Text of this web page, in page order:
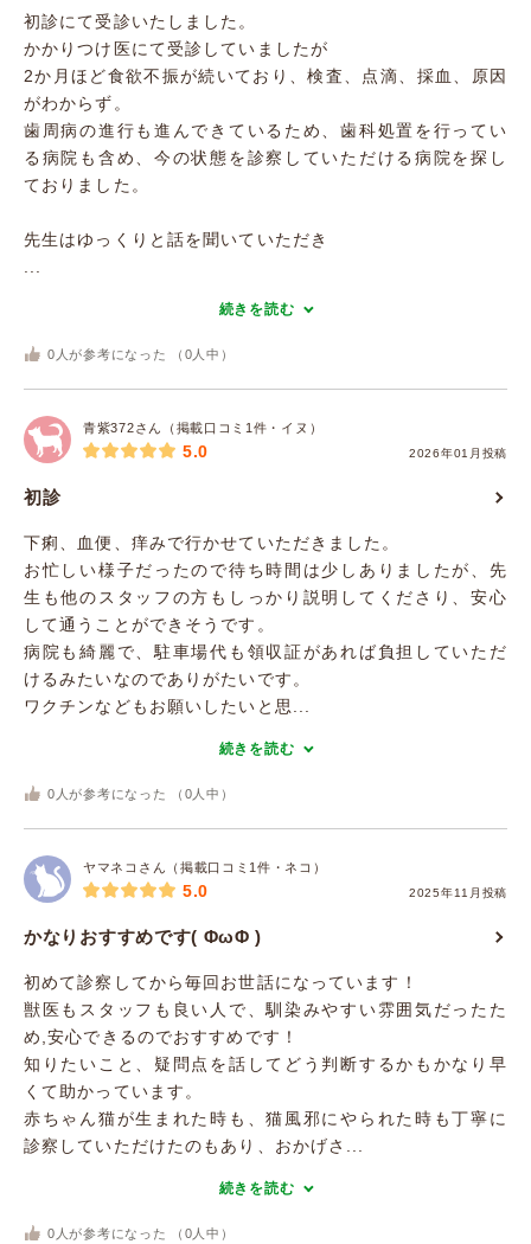
初診にて受診いたしました。
かかりつけ医にて受診していましたが
2か月ほど食欲不振が続いており、検査、点滴、採血、原因
がわからず。
歯周病の進行も進んできているため、歯科処置を行ってい
る病院も含め、今の状態を診察していただける病院を探し
ておりました。
先生はゆっくりと話を聞いていただき
続きを読む
0 人が参考になった （ 0 人中）
青紫372さん（掲載口コミ1件・イヌ）
2026年01月投稿
5.0
初診
下痢、血便、痒みで行かせていただきました。
お忙しい様子だったので待ち時間は少しありましたが、先
生も他のスタッフの方もしっかり説明してくださり、安心
して通うことができそうです。
病院も綺麗で、駐車場代も領収証があれば負担していただ
けるみたいなのでありがたいです。
ワクチンなどもお願いしたいと思...
続きを読む
0 人が参考になった （ 0 人中）
ヤマネコさん（掲載口コミ1件・ネコ）
2025年11月投稿
5.0
かなりおすすめです( ΦωΦ )
初めて診察してから毎回お世話になっています！
獣医もスタッフも良い人で、馴染みやすい雰囲気だったた
め,安心できるのでおすすめです！
知りたいこと、疑問点を話してどう判断するかもかなり早
くて助かっています。
赤ちゃん猫が生まれた時も、猫風邪にやられた時も丁寧に
診察していただけたのもあり、おかげさ...
続きを読む
0 人が参考になった （ 0 人中）